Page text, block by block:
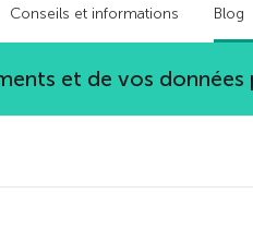
Conseils et informations Blog
et de vos données